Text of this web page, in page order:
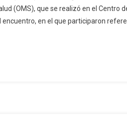
(OMS), que se realizó en el Centro
en el que participaron